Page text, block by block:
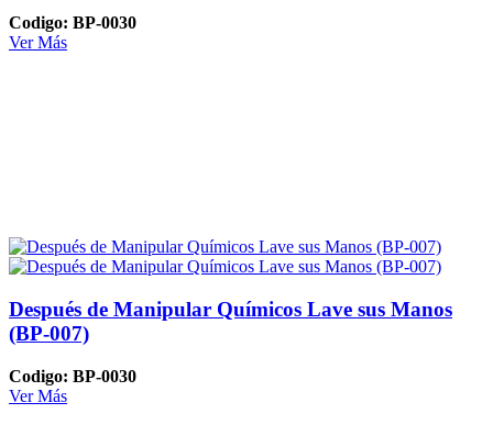
Codigo: BP-0030
Ver Más
Después de Manipular Químicos Lave sus Manos
(BP-007)
Codigo: BP-0030
Ver Más